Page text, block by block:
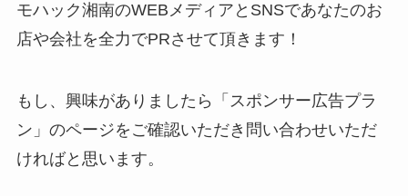
モハック湘南のWEBメディアとSNSであなたのお
店や会社を全力でPRさせて頂きます！
もし、興味がありましたら「スポンサー広告プラ
ン」のページをご確認いただき問い合わせいただ
ければと思います。